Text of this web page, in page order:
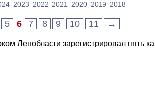
2023 2022 2021 2020 2019 2018
5 6 7 8 9 10 11 →
Ленобласти зарегистрировал пять